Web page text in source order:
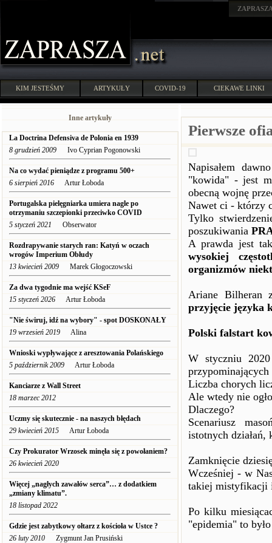
KIM JESTEŚMY ARTYKUŁY COVID-19 CIEKAWE LINKI
Inne artykuły
La Doctrina Defensiva de Polonia en 1939
8 grudzień 2009 Ivo Cyprian Pogonowski
Na co wydać pieniądze z programu 500+
6 sierpień 2016 Artur Łoboda
Portugalska pielęgniarka umiera nagle po
otrzymaniu szczepionki przeciwko COVID
5 styczeń 2021 Obserwator
Rozdrapywanie starych ran: Katyń w oczach
wrogów Imperium Obłudy
13 kwiecień 2009 Marek Głogoczowski
Za dwa tygodnie ma wejść KSeF
15 styczeń 2026 Artur Łoboda
"Nie świruj, idź na wybory" - spot DOSKONAŁY
19 wrzesień 2019 Alina
Wnioski wypływające z aresztowania Polańskiego
5 październik 2009 Artur Łoboda
Kanciarze z Wall Street
18 marzec 2012
Uczmy się skutecznie - na naszych błędach
29 kwiecień 2015 Artur Łoboda
Czy Prokurator Wrzosek minęła się z powołaniem?
26 kwiecień 2020
Więcej „nagłych zawałów serca”… z dodatkiem
„zmiany klimatu”.
18 listopad 2022
Gdzie jest zabytkowy ołtarz z kościoła w Ustce ?
26 luty 2010 Zygmunt Jan Prusiński
Pierwsze
Napisałem
"kowida" - jest
obecną wojnę
Nawet ci - którzy
Tylko
poszukiwania
A prawda jest
wysokiej
organizmów
Ariane Bilheran
przyjęcie języka
Polski falstart
W styczniu
przypominających
Liczba chorych
Ale wtedy nie
Dlaczego?
Scenariusz
istotnych działań,
Zamknięcie
Wcześniej - w
takiej mistyfikacji
Po kilku
"epidemia" to